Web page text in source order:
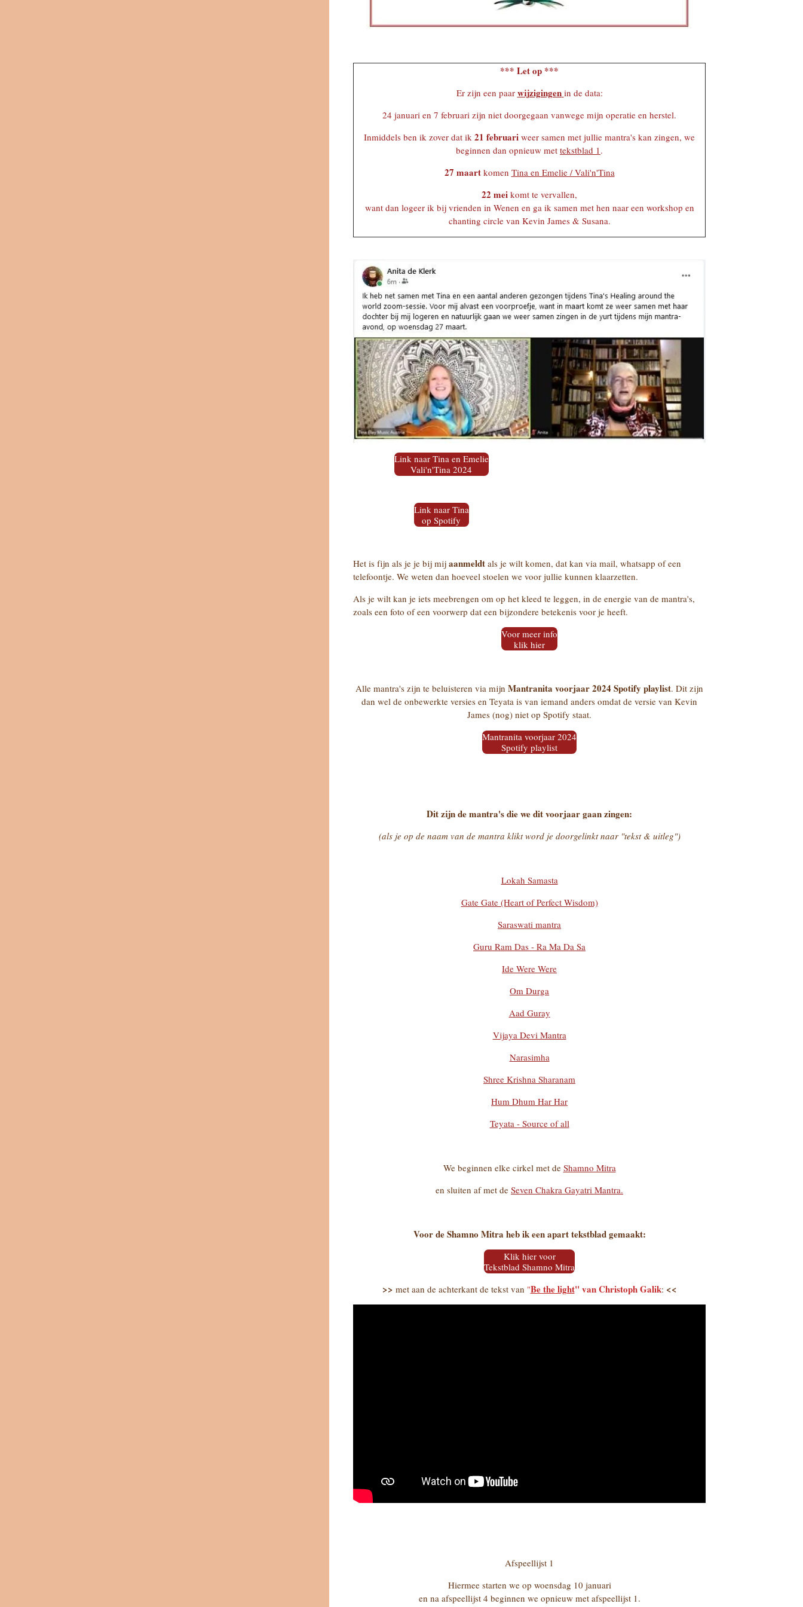
*** Let op ***
Er zijn een paar wijzigingen in de data:
24 januari en 7 februari zijn niet doorgegaan vanwege mijn operatie en herstel.
Inmiddels ben ik zover dat ik21 februari weer samen met jullie mantra's kan zingen, we
beginnen dan opnieuw mettekstblad 1 .
27 maartkomen Tina en Emelie / Vali'n'Tina
22 mei komt te vervallen,
want dan logeer ik bij vrienden in Wenen en ga ik samen met hen naar een workshop en
chanting circle van Kevin James & Susana.
Link naar Tina en Emelie
Vali'n'Tina 2024
Link naar Tina
op Spotify
Het is fijn als je je bij mijaanmeldt als je wilt komen, dat kan via mail, whatsapp of een
telefoontje. We weten dan hoeveel stoelen we voor jullie kunnen klaarzetten.
Als je wilt kan je iets meebrengen om op het kleed te leggen, in de energie van de mantra's,
zoals een foto of een voorwerp dat een bijzondere betekenis voor je heeft.
Voor meer info
klik hier
Alle mantra's zijn te beluisteren via mijnMantranita voorjaar 2024 Spotify playlist. Dit zijn
dan wel de onbewerkte versies en Teyata is van iemand anders omdat de versie van Kevin
James (nog) niet op Spotify staat.
Mantranita voorjaar 2024
Spotify playlist
Dit zijn de mantra's die we dit voorjaar gaan zingen:
(als je op de naam van de mantra klikt word je doorgelinkt naar "tekst & uitleg")
Lokah Samasta
Gate Gate (Heart of Perfect Wisdom)
Saraswati mantra
Guru Ram Das - Ra Ma Da Sa
Ide Were Were
Om Durga
Aad Guray
Vijaya Devi Mantra
Narasimha
Shree Krishna Sharanam
Hum Dhum Har Har
Teyata - Source of all
We beginnen elke cirkel met de Shamno Mitra
en sluiten af met deSeven Chakra Gayatri Mantra.
Voor de Shamno Mitra heb ik een apart tekstblad gemaakt:
Klik hier voor
Tekstblad Shamno Mitra
>> met aan de achterkant de tekst van "Be the light" van Christoph Galik: <<
Afspeellijst 1
Hiermee starten we op woensdag 10 januari
en na afspeellijst 4 beginnen we opnieuw met afspeellijst 1.